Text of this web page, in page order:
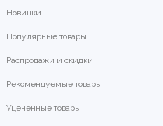
Новинки
Популярные товары
Распродажи и скидки
Рекомендуемые товары
Уцененные товары